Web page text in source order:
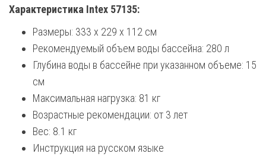
Характеристика Intex 57135:
Размеры: 333 x 229 х 112 см
Рекомендуемый объем воды бассейна: 280 л
Глубина воды в бассейне при указанном объеме: 15
см
Максимальная нагрузка: 81 кг
Возрастные рекомендации: от 3 лет
Вес: 8.1 кг
Инструкция на русском языке